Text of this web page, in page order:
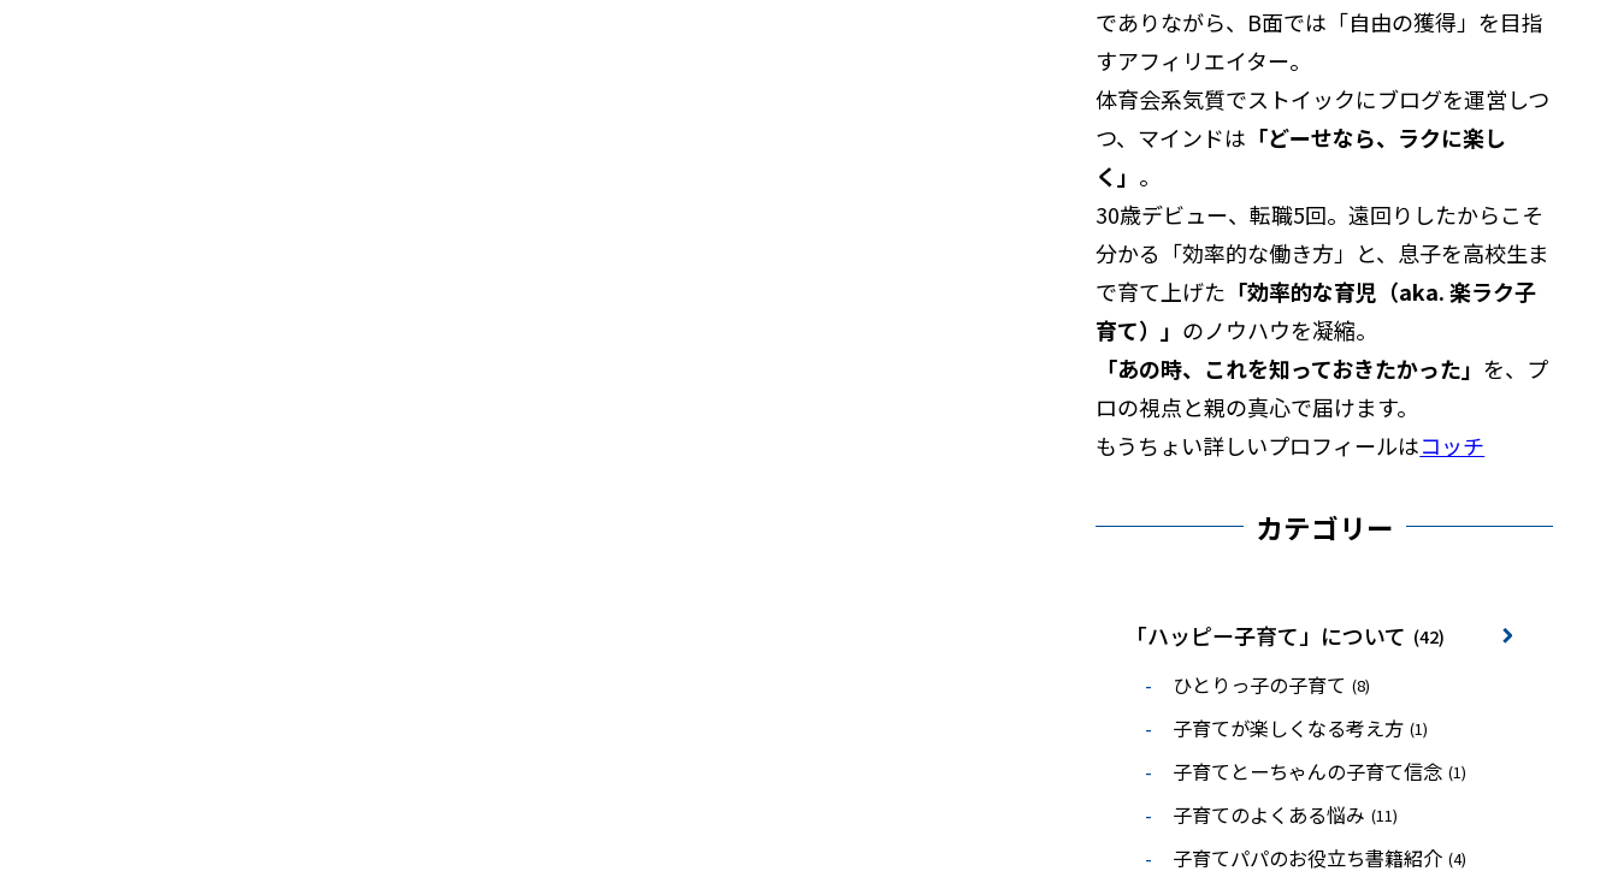
でありながら、B面では「自由の獲得」を目指
すアフィリエイター。
体育会系気質でストイックにブログを運営しつ
つ、マインドは 「どーせなら、ラクに楽し
く」 。
30歳デビュー、転職5回。遠回りしたからこそ
分かる「効率的な働き方」と、息子を高校生ま
で育て上げた 「効率的な育児（aka. 楽ラク子
育て）」 のノウハウを凝縮。
「あの時、これを知っておきたかった」 を、プ
ロの視点と親の真心で届けます。
もうちょい詳しいプロフィールはコッチ
カテゴリー
「ハッピー子育て」について (42)
ひとりっ子の子育て (8)
子育てが楽しくなる考え方 (1)
子育てとーちゃんの子育て信念 (1)
子育てのよくある悩み (11)
子育てパパのお役立ち書籍紹介 (4)